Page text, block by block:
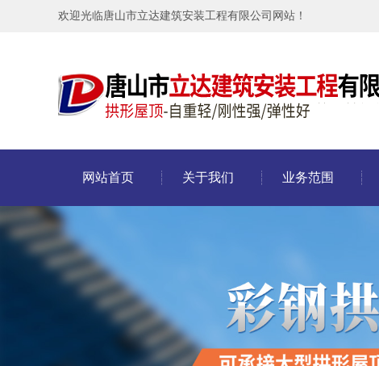
欢迎光临唐山市立达建筑安装工程有限公司网站！
网站首页 关于我们 业务范围